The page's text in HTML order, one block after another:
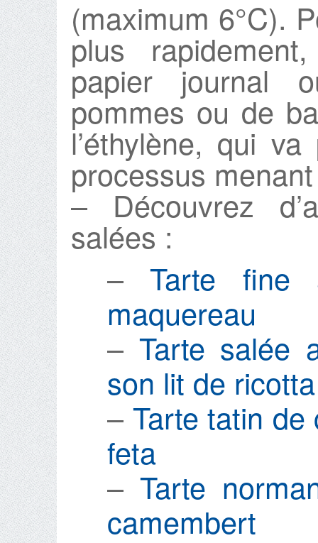
(maximum 6°C).
plus
papier journal
pommes ou de
l’éthylène, qui
processus
– Découvrez
salées :
–Tarte fine
maquereau
– Tarte salée
son lit de ricotta
– Tarte tatin
feta
–Tarte
camembert